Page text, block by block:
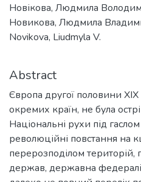
Новікова, Людмила
Новикова, Людмила
Novikova, Liudmyla V.
Abstract
Європа другої половини XIX
окремих країн, не була
Національні рухи під
революційні повстання на
перерозподілом
держав, державна